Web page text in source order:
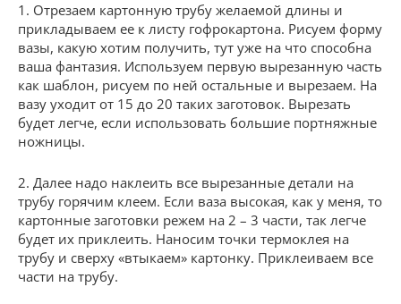
1. Отрезаем картонную трубу желаемой длины и
прикладываем ее к листу гофрокартона. Рисуем форму
вазы, какую хотим получить, тут уже на что способна
ваша фантазия. Используем первую вырезанную часть
как шаблон, рисуем по ней остальные и вырезаем. На
вазу уходит от 15 до 20 таких заготовок. Вырезать
будет легче, если использовать большие портняжные
ножницы.
2. Далее надо наклеить все вырезанные детали на
трубу горячим клеем. Если ваза высокая, как у меня, то
картонные заготовки режем на 2 – 3 части, так легче
будет их приклеить. Наносим точки термоклея на
трубу и сверху «втыкаем» картонку. Приклеиваем все
части на трубу.